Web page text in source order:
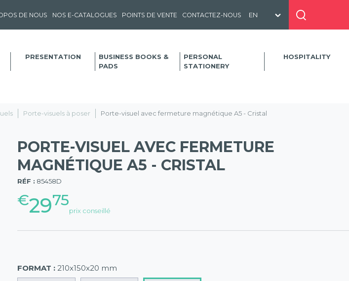
DE NOUS NOS E-CATALOGUES POINTS DE VENTE CONTACTEZ-NOUS
PRESENTATION
BUSINESS BOOKS &
PADS
PERSONAL
STATIONERY
HOSPITALITY
Porte-visuels à poser Porte-visuel avec fermeture magnétique A5 - Cristal
PORTE-VISUEL AVEC FERMETURE
MAGNÉTIQUE A5 - CRISTAL
RÉF : 85458D
€2975
prix conseillé
(57)
FORMAT : 210x150x20 mm